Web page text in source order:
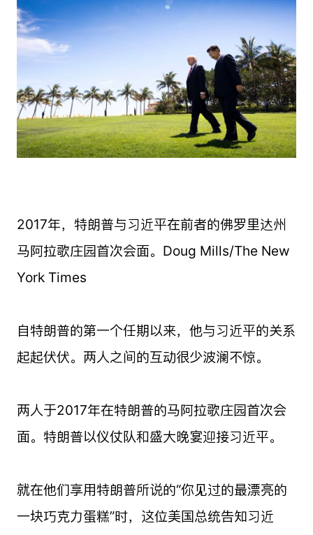
2017年，特朗普与习近平在前者的佛罗里达州
马阿拉歌庄园首次会面。Doug Mills/The New
York Times
自特朗普的第一个任期以来，他与习近平的关系
起起伏伏。两人之间的互动很少波澜不惊。
两人于2017年在特朗普的马阿拉歌庄园首次会
面。特朗普以仪仗队和盛大晚宴迎接习近平。
就在他们享用特朗普所说的“你见过的最漂亮的
一块巧克力蛋糕”时，这位美国总统告知习近